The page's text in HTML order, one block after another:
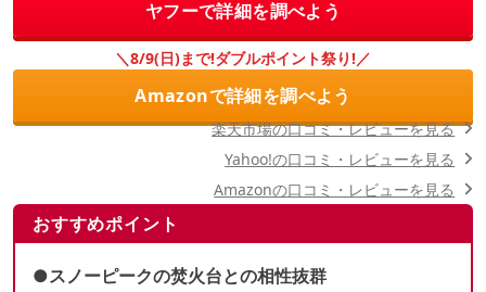
ヤフーで詳細を調べよう
＼8/9(日)まで!ダブルポイント祭り!／
Amazonで詳細を調べよう
おすすめポイント
●スノーピークの焚火台との相性抜群
楽天市場の口コミ・レビューを見る
Yahoo!の口コミ・レビューを見る
Amazonの口コミ・レビューを見る